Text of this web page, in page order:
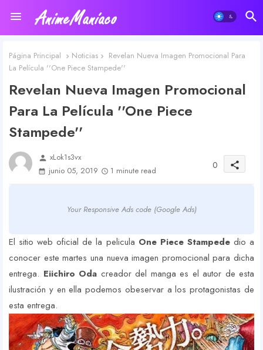
Página Principal Noticias
Revelan Nueva Imagen Promocional Para
La Película ''One Piece Stampede''
Revelan Nueva Imagen Promocional
Para La Película ''One Piece
Stampede''
person xLok1s3vx
junio 05, 2019
1 minute read 0 share
Your Responsive Ads code (Google Ads)
El sitio web oficial de la pelicula One Piece Stampededio a
conocer este martes una nueva imagen promocional para dicha
entrega. Eiichiro Oda creador del manga es el autor de esta
ilustración y en ella podemos obeservar a los protagonistas de
esta entrega.